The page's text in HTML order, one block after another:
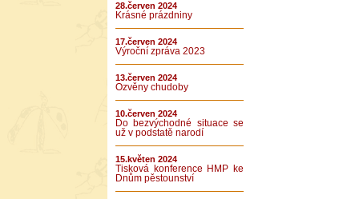
28.červen 2024
Krásné prázdniny
17.červen 2024
Výroční zpráva 2023
13.červen 2024
Ozvěny chudoby
10.červen 2024
Do bezvýchodné situace se
už v podstatě narodí
15.květen 2024
Tisková konference HMP ke
Dnům pěstounství